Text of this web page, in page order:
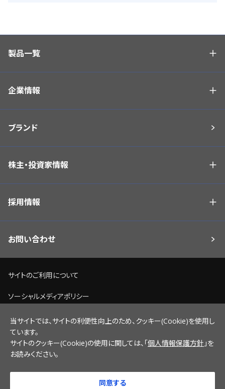
製品一覧
企業情報
ブランド
株主・投資家情報
採用情報
お問い合わせ
サイトのご利用について
ソーシャルメディアポリシー
個人情報保護方針
脆弱性情報開示ポリシー
サイトマップ
当サイトでは、サイトの利便性向上のため、クッキー(Cookie)を使用し
ています。
サイトのクッキー(Cookie)の使用に関しては、「個人情報保護方針 」を
お読みください。
同意する